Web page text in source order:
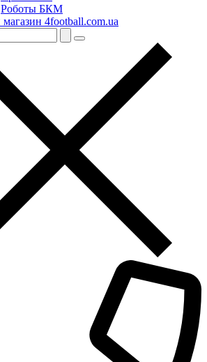
Роботы БКМ